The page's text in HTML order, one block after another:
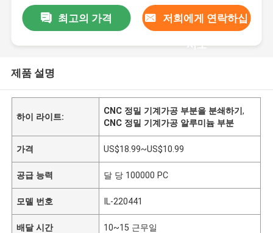
최고의 가격 저희에게 연락하십
시오
제품 설명
하이 라이트:
CNC 정밀 기계가공 부분을 분쇄하기,
CNC 정밀 기계가공 알루미늄 부분
가격 US$18.99~US$10.99
공급 능력 달 당 100000 PC
모델 번호 IL-220441
배달 시간 10~15 근무일